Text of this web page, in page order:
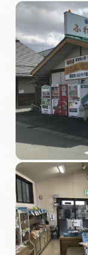
インフォ
ぎふ旅レ
早わかり
買い物・
体験予約
岐阜県
岐阜県ま
岐阜県観